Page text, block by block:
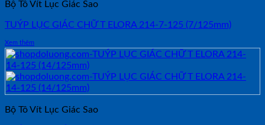
Bộ Tô Vít Lục Giác Sao
TUÝP LỤC GIÁC CHỮ T ELORA 214-7-125 (7/125mm)
Xem thêm
Bộ Tô Vít Lục Giác Sao